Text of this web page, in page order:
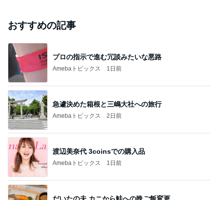
おすすめの記事
プロの指示で進む冗談みたいな悪路
Amebaトピックス 1日前
急遽決めた箱根と三嶋大社への旅行
Amebaトピックス 2日前
渡辺美奈代 3coinsでの購入品
Amebaトピックス 1日前
だいたの夫 カニから鮭への晩ご飯変更